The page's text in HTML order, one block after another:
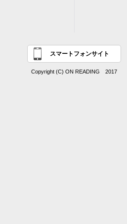
スマートフォンサイト
Copyright (C) ON READING 2017